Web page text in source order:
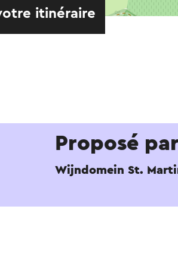
itinéraire
Proposé par
Wijndomein St.